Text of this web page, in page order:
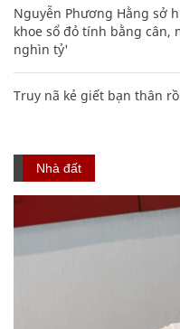
Nguyễn Phương Hằng sở
khoe sổ đỏ tính bằng cân,
nghìn tỷ'
Truy nã kẻ giết bạn thân
Nhà đất